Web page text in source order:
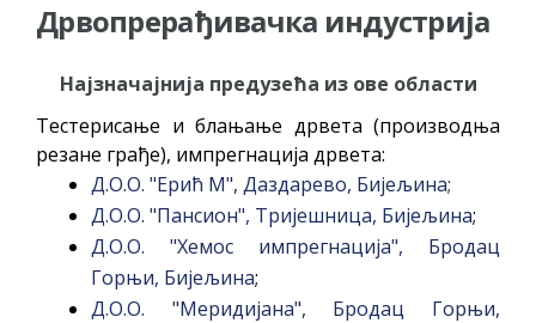
Дрвопрерађивачка индустрија
Најзначајнија предузећа из ове области
Тестерисање и блањање дрвета (производња
резане грађе), импрегнација дрвета:
Д.О.О. "Ерић М", Даздарево, Бијељина;
Д.О.О. "Пансион", Тријешница, Бијељина;
Д.О.О. "Хемос импрегнација", Бродац
Горњи, Бијељина;
Д.О.О. "Меридијана", Бродац Горњи,